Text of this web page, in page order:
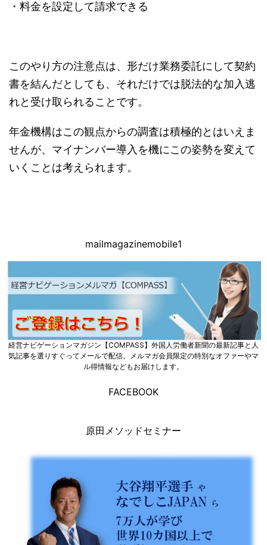
・料金を設定して請求できる
このやり方の注意点は、形だけ業務委託にして契約
書を結んだとしても、それだけでは脱法的な加入逃
れと受け取られることです。
年金機構はこの観点からの調査は積極的とはいえま
せんが、マイナンバー導入を機にこの姿勢を変えて
いくことは考えられます。
mailmagazinemobile1
経営ナビゲーションマガジン【COMPASS】外国人労働者新聞の最新記事と人
気記事を選りすぐってメールで配信。メルマガ会員限定の特別なオファーやマ
ル得情報などもお届けします。
FACEBOOK
原田メソッドセミナー